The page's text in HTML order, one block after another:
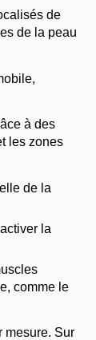
de
de la peau
à des
les zones
de la
la
comme le
mesure. Sur